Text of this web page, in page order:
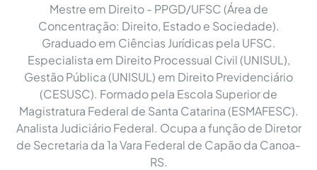
Mestre em Direito - PPGD/UFSC (Área de
Concentração: Direito, Estado e Sociedade).
Graduado em Ciências Jurídicas pela UFSC.
Especialista em Direito Processual Civil (UNISUL),
Gestão Pública (UNISUL) em Direito Previdenciário
(CESUSC). Formado pela Escola Superior de
Magistratura Federal de Santa Catarina (ESMAFESC).
Analista Judiciário Federal. Ocupa a função de Diretor
de Secretaria da 1a Vara Federal de Capão da Canoa-
RS.